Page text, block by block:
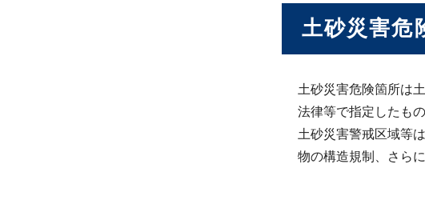
土砂災害危
土砂災害危険箇所は
法律等で指定したも
土砂災害警戒区域等
物の構造規制、さら